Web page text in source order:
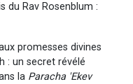
du Rav Rosenblum :
promesses divines
: un secret révélé
la Paracha 'Ekev